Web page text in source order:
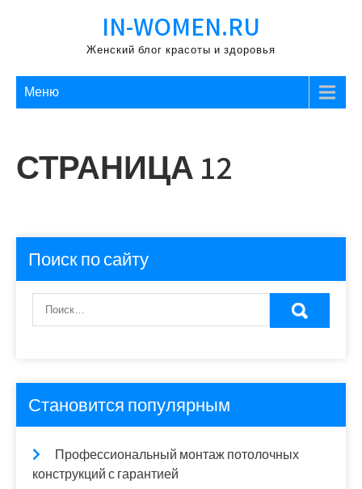
IN-WOMEN.RU
Женский блог красоты и здоровья
Меню
СТРАНИЦА 12
Поиск по сайту
Становится популярным
Профессиональный монтаж потолочных
конструкций с гарантией